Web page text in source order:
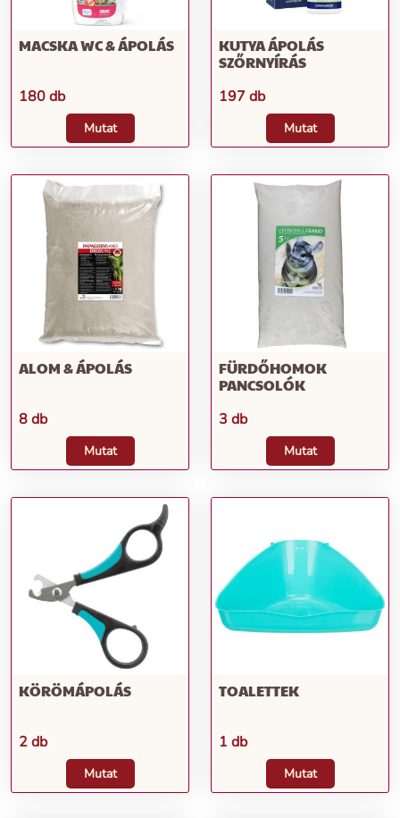
MACSKA WC & ÁPOLÁS
180 db
Mutat
KUTYA ÁPOLÁS
SZŐRNYÍRÁS
197 db
Mutat
ALOM & ÁPOLÁS
8 db
Mutat
FÜRDŐHOMOK
PANCSOLÓK
3 db
Mutat
KÖRÖMÁPOLÁS
2 db
Mutat
TOALETTEK
1 db
Mutat